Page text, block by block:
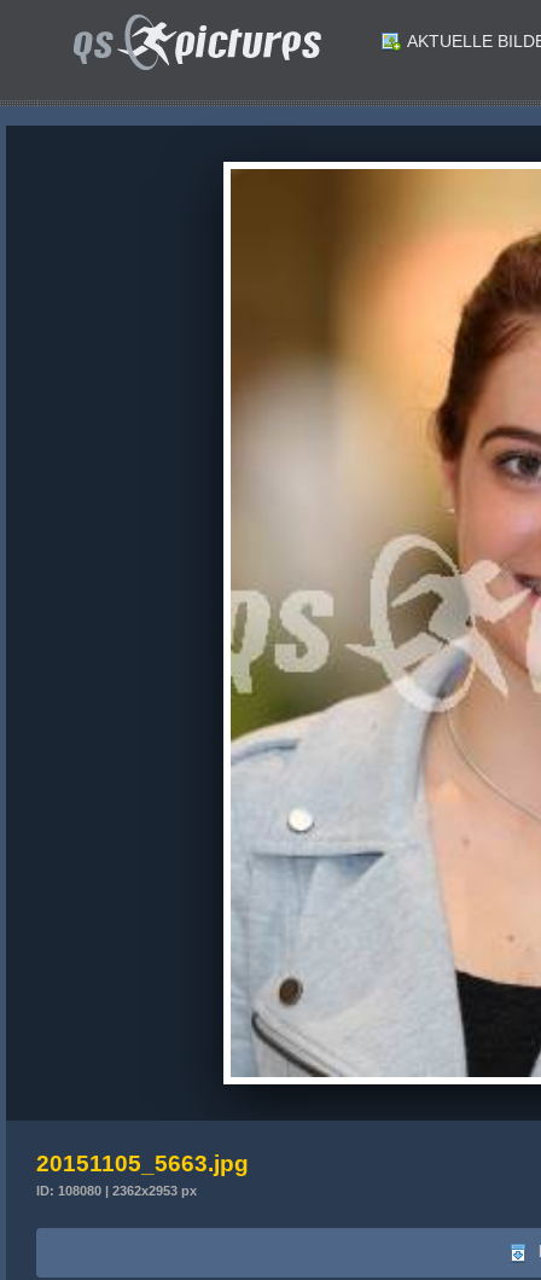
AKTUELLE
20151105_5663.jpg
ID: 108080 | 2362x2953 px